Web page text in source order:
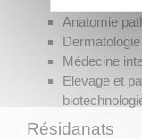
Anatomie
Dermatologie
Médecine
Elevage et
Résidanats